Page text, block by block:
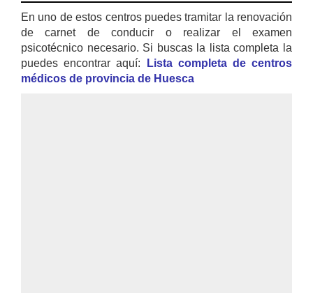
En uno de estos centros puedes tramitar la renovación
de carnet de conducir o realizar el examen
psicotécnico necesario. Si buscas la lista completa la
puedes encontrar aquí:
Lista completa de centros
médicos de provincia de Huesca